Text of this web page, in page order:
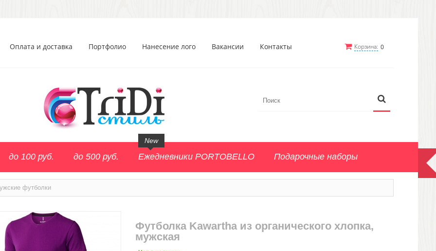
Корзина: 0
Оплата и доставка Портфолио Нанесение лого Вакансии Контакты
до 100 руб. до 500 руб. Ежедневники PORTOBELLO
New
Подарочные наборы
футболки
Футболка Kawartha из органического хлопка,
мужская